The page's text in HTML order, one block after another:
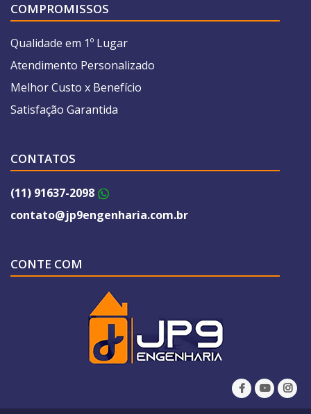
COMPROMISSOS
Qualidade em 1º Lugar
Atendimento Personalizado
Melhor Custo x Benefício
Satisfação Garantida
CONTATOS
(11) 91637-2098
contato@jp9engenharia.com.br
CONTE COM